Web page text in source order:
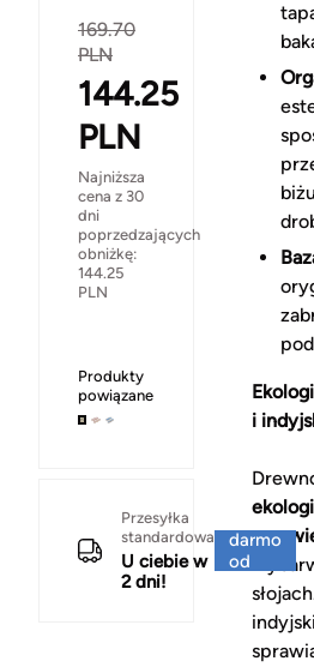
169.70
PLN
144.25
PLN
Najniższa
cena z 30
dni
poprzedzających
obniżkę:
144.25
PLN
Produkty
powiązane
Przesyłka
standardowa
U ciebie w
2 dni!
darmo
od
150 zł
i